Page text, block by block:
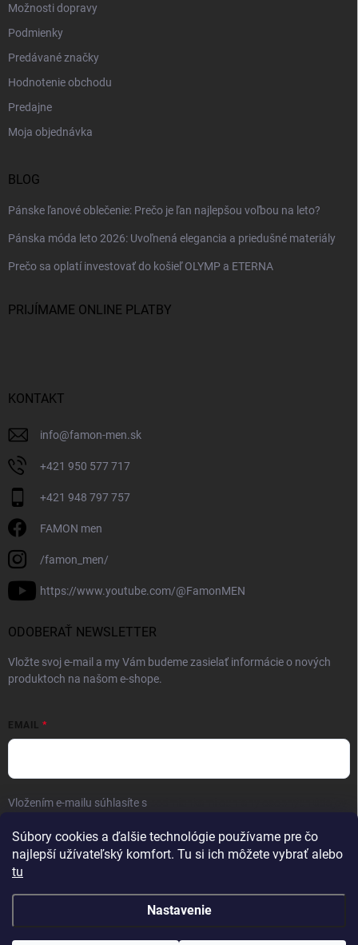
Súbory cookies a ďalšie technológie používame pre čo
najlepší užívateľský komfort. Tu si ich môžete vybrať alebo
tu
Nastavenie
Možnosti dopravy
Podmienky
Predávané značky
Hodnotenie obchodu
Predajne
Moja objednávka
BLOG
Pánske ľanové oblečenie: Prečo je ľan najlepšou voľbou na leto?
Pánska móda leto 2026: Uvoľnená elegancia a priedušné materiály
Prečo sa oplatí investovať do košieľ OLYMP a ETERNA
PRIJÍMAME ONLINE PLATBY
KONTAKT
info@famon-men.sk
+421 950 577 717
+421 948 797 757
FAMON men
/famon_men/
https://www.youtube.com/@FamonMEN
ODOBERAŤ NEWSLETTER
Vložte svoj e-mail a my Vám budeme zasielať informácie o nových
produktoch na našom e-shope.
EMAIL
Vložením e-mailu súhlasíte s
Prihlásiť sa